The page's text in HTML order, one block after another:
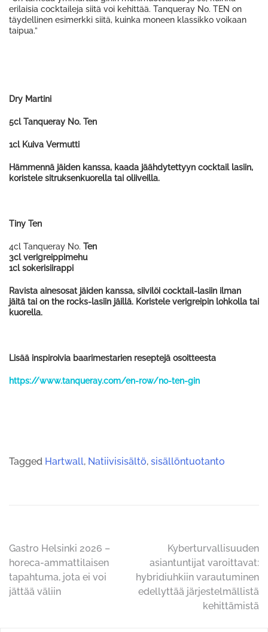
erilaisia cocktaileja siitä voi kehittää. Tanqueray No. TEN on
täydellinen esimerkki siitä, kuinka moneen klassikko voikaan
taipua.”
Dry Martini
5cl Tanqueray No. Ten
1cl Kuiva Vermutti
Hämmennä jäiden kanssa, kaada jäähdytettyyn cocktail lasiin,
koristele sitruksenkuorella tai oliiveilla.
Tiny Ten
4cl Tanqueray No. Ten
3cl verigreippimehu
1cl sokerisiirappi
Ravista ainesosat jäiden kanssa, siivilöi cocktail-lasiin ilman
jäitä tai on the rocks-lasiin jäillä. Koristele verigreipin lohkolla tai
kuorella.
Lisää inspiroivia baarimestarien reseptejä osoitteesta
https://www.tanqueray.com/en-row/no-ten-gin
Tagged Hartwall, Natiivisisältö, sisällöntuotanto
Artikkelien
selaus
Gastro Helsinki 2026 –
horeca-ammattilaisen
tapahtuma, jota ei voi
jättää väliin
Kyberturvallisuuden
asiantuntijat varoittavat:
hybridiuhkiin varautuminen
edellyttää järjestelmällistä
kehittämistä